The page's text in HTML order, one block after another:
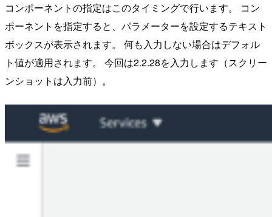
コンポーネントの指定はこのタイミングで行います。 コン
ポーネントを指定すると、パラメーターを設定するテキスト
ボックスが表示されます。 何も入力しない場合はデフォル
ト値が適用されます。 今回は2.2.28を入力します（スクリー
ンショットは入力前）。